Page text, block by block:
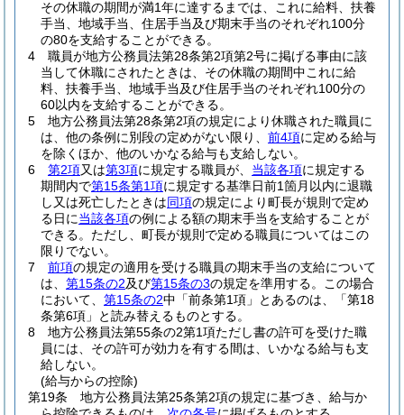
その休職の期間が満1年に達するまでは、これに給料、扶養
手当、地域手当、住居手当及び期末手当のそれぞれ100分
の80を支給することができる。
4
職員が地方公務員法第28条第2項第2号に掲げる事由に該
当して休職にされたときは、その休職の期間中これに給
料、扶養手当、地域手当及び住居手当のそれぞれ100分の
60以内を支給することができる。
5
地方公務員法第28条第2項の規定により休職された職員に
は、他の条例に別段の定めがない限り、 前4項に定める給与
を除くほか、他のいかなる給与も支給しない。
6
第2項又は第3項に規定する職員が、 当該各項に規定する
期間内で第15条第1項に規定する基準日前1箇月以内に退職
し又は死亡したときは同項の規定により町長が規則で定め
る日に当該各項の例による額の期末手当を支給することが
できる。 ただし、町長が規則で定める職員についてはこの
限りでない。
7
前項の規定の適用を受ける職員の期末手当の支給について
は、 第15条の2及び第15条の3の規定を準用する。
この場合
において、 第15条の2中「前条第1項」とあるのは、「第18
条第6項」と読み替えるものとする。
8
地方公務員法第55条の2第1項ただし書の許可を受けた職
員には、その許可が効力を有する間は、いかなる給与も支
給しない。
(給与からの控除)
第19条
地方公務員法第25条第2項の規定に基づき、給与か